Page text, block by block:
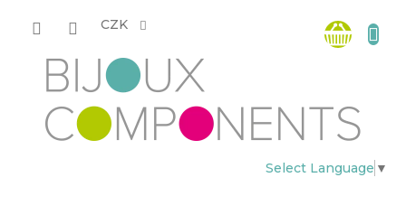
CZK
Select Language ▼
košík